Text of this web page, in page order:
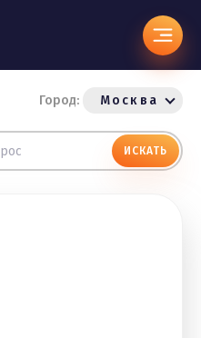
Город: Москва
ИСКАТЬ